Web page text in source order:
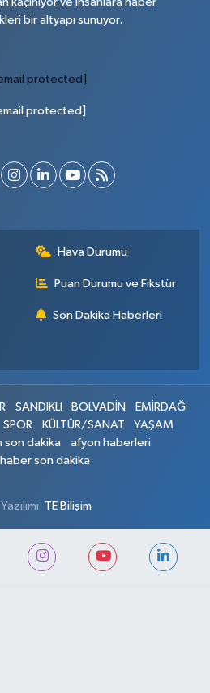
bir altyapı sunuyor.
protected]
protected]
Hava Durumu
Puan Durumu ve Fikstür
Son Dakika Haberleri
SANDIKLI BOLVADİN
EMİRDAĞ
SPOR KÜLTÜR/SANAT
YAŞAM
son dakika
afyon haberleri
son dakika
TE Bilişim